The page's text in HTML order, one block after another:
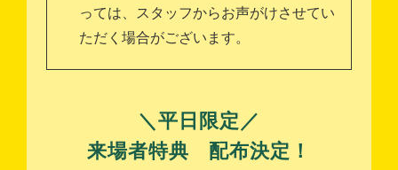
っては、スタッフからお声がけさせてい
ただく場合がございます。
＼平日限定／
来場者特典 配布決定！